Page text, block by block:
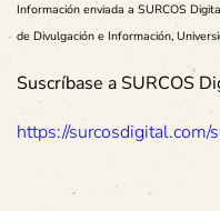
Información enviada a SURCOS
de Divulgación e Información,
Suscríbase a SURCOS
https://surcosdigital.com/